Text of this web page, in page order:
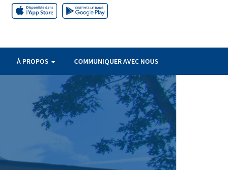
À PROPOS COMMUNIQUER AVEC NOUS